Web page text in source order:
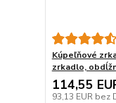
Kúpeľňové
zrkadlo,
114,55
93,13 EUR bez